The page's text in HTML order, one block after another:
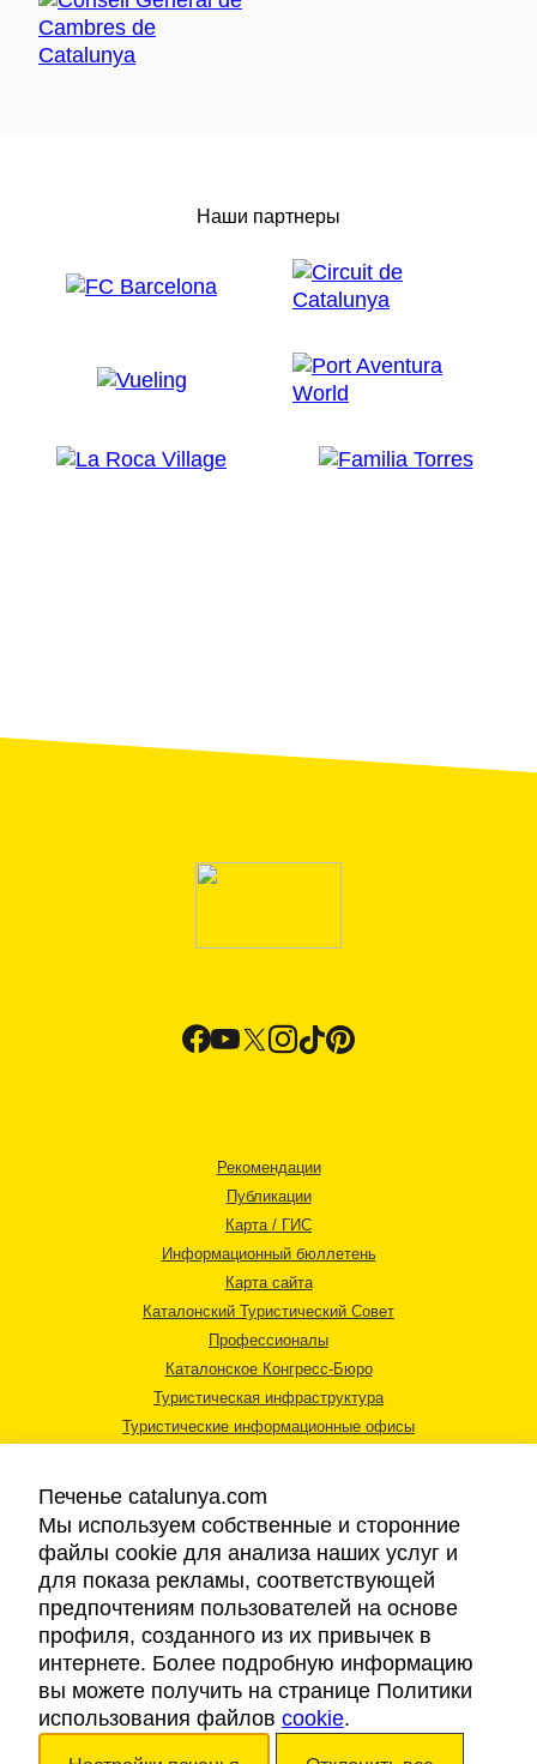
Наши партнеры
Рекомендации
Публикации
Карта / ГИС
Информационный бюллетень
Карта сайта
Каталонский Туристический Совет
Профессионалы
Каталонское Конгресс-Бюро
Туристическая инфраструктура
Туристические информационные офисы
Правовая информация
Cookies
Доступность
Печенье catalunya.com
Мы используем собственные и сторонние
файлы cookie для анализа наших услуг и
для показа рекламы, соответствующей
предпочтениям пользователей на основе
профиля, созданного из их привычек в
интернете. Более подробную информацию
вы можете получить на странице Политики
использования файлов cookie.